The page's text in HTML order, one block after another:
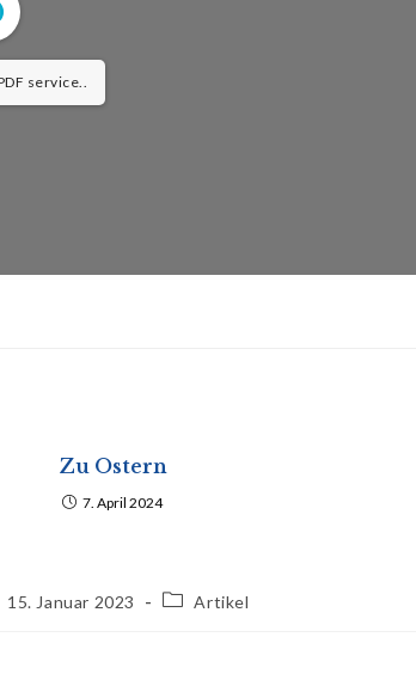
service..
Zu Ostern
7. April 2024
15. Januar 2023 Artikel